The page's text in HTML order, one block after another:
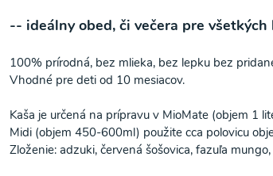
-- ideálny obed, či večera pre
100% prírodná, bez mlieka, bez lepku bez
Vhodné pre deti od 10 mesiacov.
Kaša je určená na prípravu v MioMate (objem 1
Midi (objem 450-600ml) použite cca polovicu
Zloženie: adzuki, červená šošovica, fazuľa